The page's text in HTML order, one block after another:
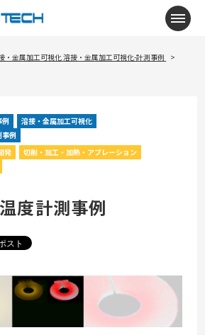
メニ
・金属加工可視化溶接・金属加工可視化-計測事例
例
溶接・金属加工可視化
事例
発
切削・加工・加熱・アブレーション
度計測事例